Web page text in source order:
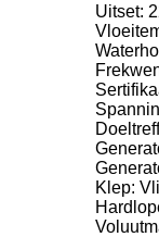
Uitset:
Klep: